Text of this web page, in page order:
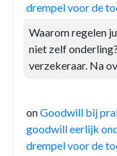
drempel voor de
Waarom regelen
niet zelf
verzekeraar. Na
onGoodwill bij
goodwill eerlijk
drempel voor de